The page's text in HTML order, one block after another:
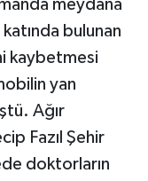
meydana
bulunan
kaybetmesi
yan
Ağır
Fazıl Şehir
doktorların